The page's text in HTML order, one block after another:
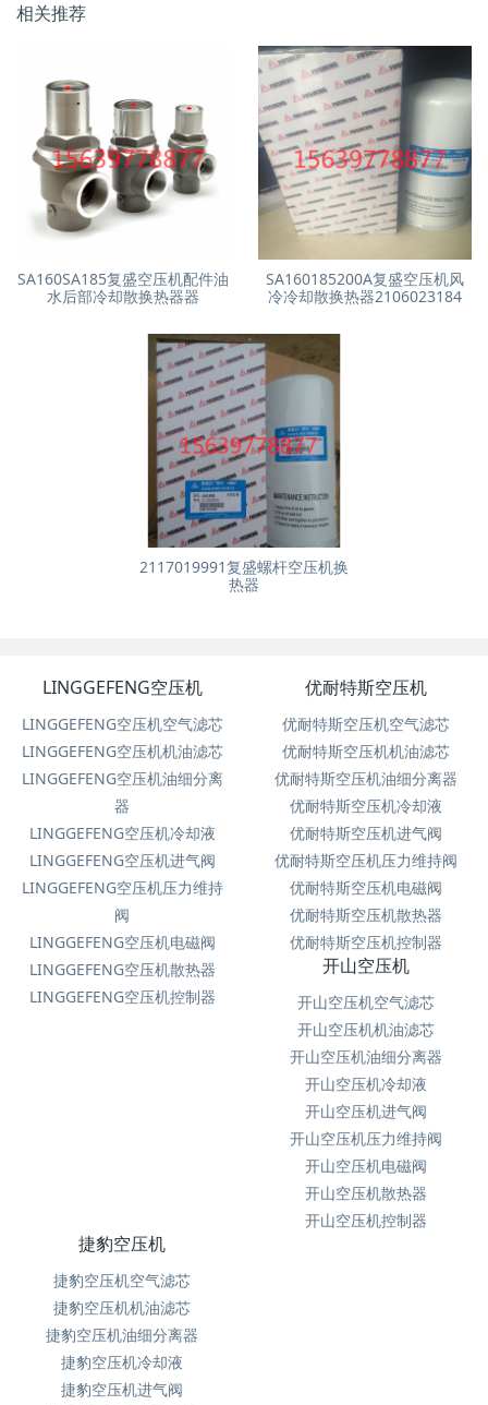
相关推荐
SA160SA185复盛空压机配件油
水后部冷却散换热器器
SA160185200A复盛空压机风
冷冷却散换热器2106023184
2117019991复盛螺杆空压机换
热器
LINGGEFENG空压机
LINGGEFENG空压机空气滤芯
LINGGEFENG空压机机油滤芯
LINGGEFENG空压机油细分离
器
LINGGEFENG空压机冷却液
LINGGEFENG空压机进气阀
LINGGEFENG空压机压力维持
阀
LINGGEFENG空压机电磁阀
LINGGEFENG空压机散热器
LINGGEFENG空压机控制器
优耐特斯空压机
优耐特斯空压机空气滤芯
优耐特斯空压机机油滤芯
优耐特斯空压机油细分离器
优耐特斯空压机冷却液
优耐特斯空压机进气阀
优耐特斯空压机压力维持阀
优耐特斯空压机电磁阀
优耐特斯空压机散热器
优耐特斯空压机控制器
开山空压机
开山空压机空气滤芯
开山空压机机油滤芯
开山空压机油细分离器
开山空压机冷却液
开山空压机进气阀
开山空压机压力维持阀
开山空压机电磁阀
开山空压机散热器
开山空压机控制器
捷豹空压机
捷豹空压机空气滤芯
捷豹空压机机油滤芯
捷豹空压机油细分离器
捷豹空压机冷却液
捷豹空压机进气阀